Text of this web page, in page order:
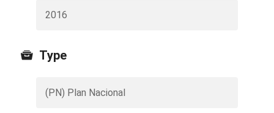
2016
Type
(PN) Plan Nacional